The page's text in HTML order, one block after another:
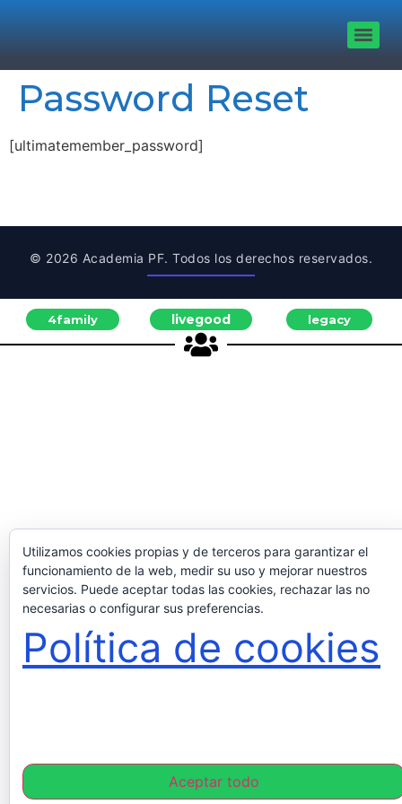
Password Reset
[ultimatemember_password]
© 2026 Academia PF. Todos los derechos reservados.
4family livegood legacy
Utilizamos cookies propias y de terceros para garantizar el
funcionamiento de la web, medir su uso y mejorar nuestros
servicios. Puede aceptar todas las cookies, rechazar las no
necesarias o configurar sus preferencias.
Política de cookies
Aceptar todo